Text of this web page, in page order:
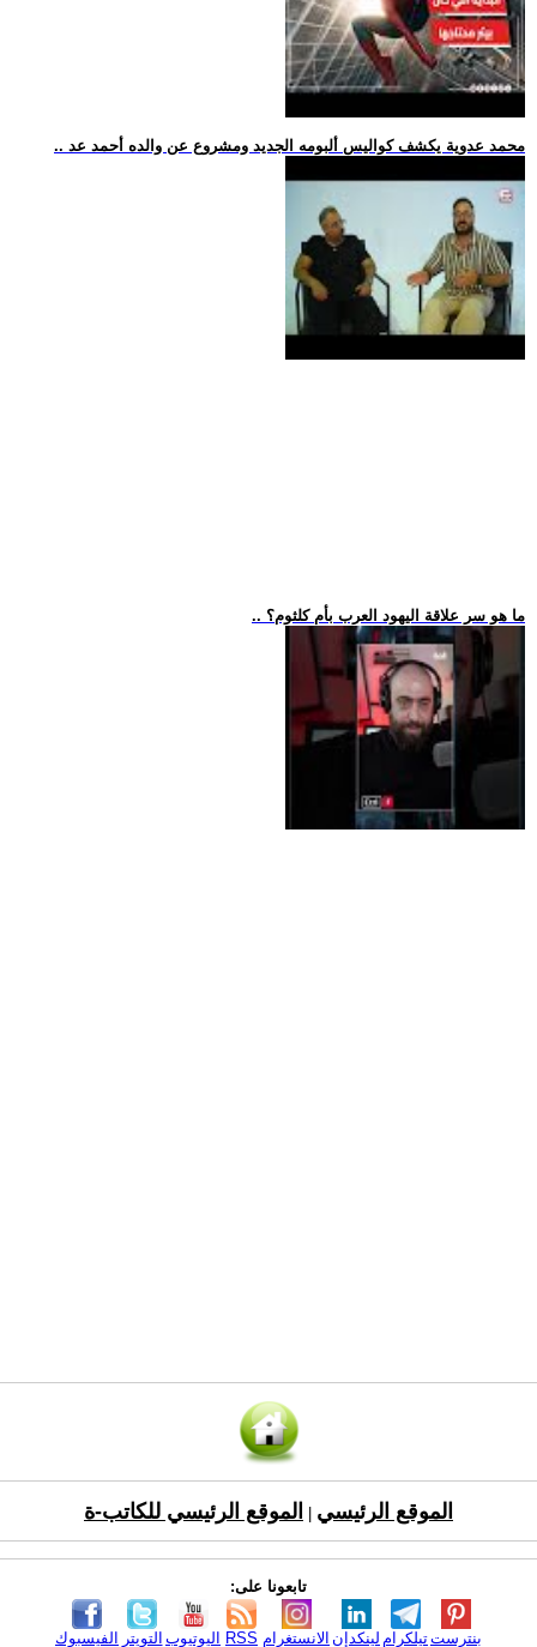
.. محمد عدوية يكشف كواليس ألبومه الجديد ومشروع عن والده أحمد عد
.. ما هو سر علاقة اليهود العرب بأم كلثوم؟
الموقع الرئيسي الموقع الرئيسي للكاتب-ة
تابعونا على:
الفيسبوك التويتر اليوتيوب RSS الانستغرام لينكدإن تيلكرامبنترست